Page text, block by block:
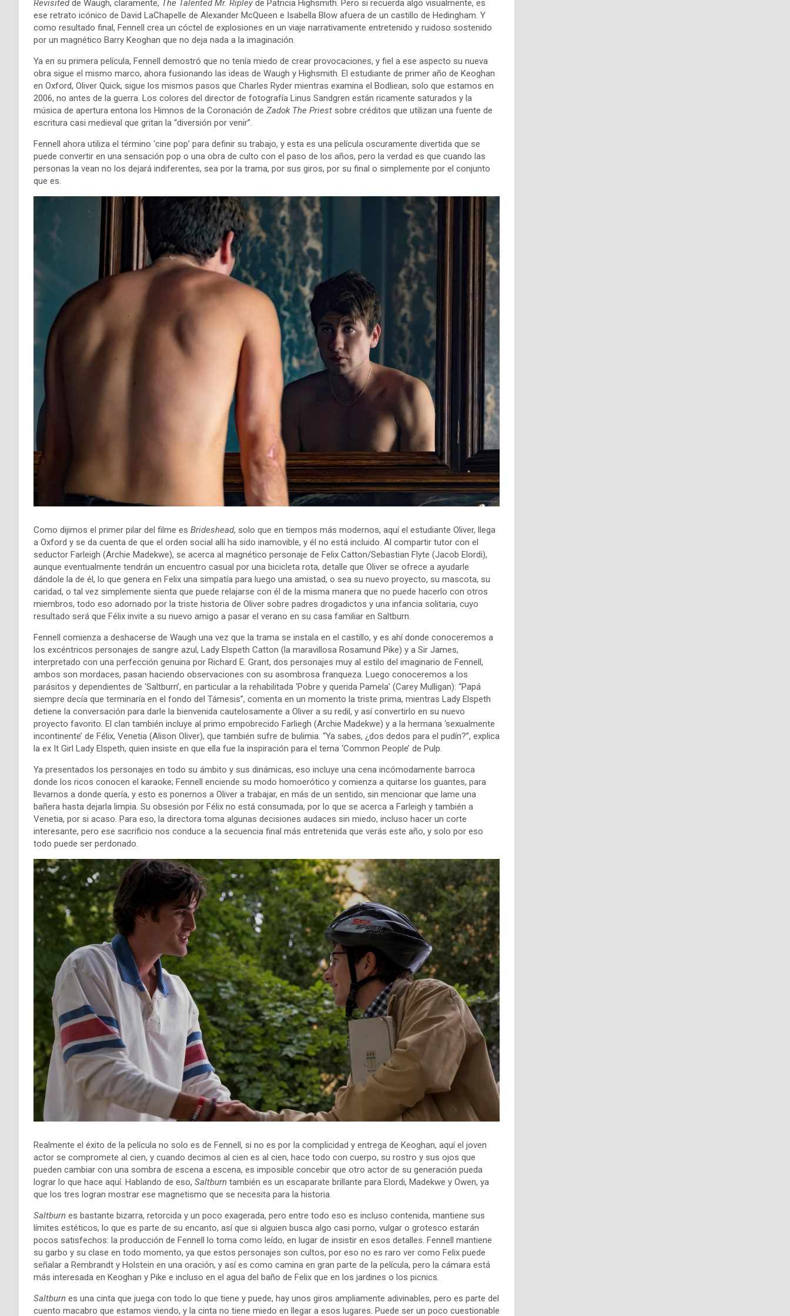
Revisitedde Waugh, claramente, The Talented Mr. Ripley de Patricia Highsmith. Pero si recuerda algo visualmente, es
ese retrato icónico de David LaChapelle de Alexander McQueen e Isabella Blow afuera de un castillo de Hedingham. Y
como resultado final, Fennell crea un cóctel de explosiones en un viaje narrativamente entretenido y ruidoso sostenido
por un magnético Barry Keoghan que no deja nada a la imaginación.
Ya en su primera película, Fennell demostró que no tenía miedo de crear provocaciones, y fiel a ese aspecto su nueva
obra sigue el mismo marco, ahora fusionando las ideas de Waugh y Highsmith. El estudiante de primer año de Keoghan
en Oxford, Oliver Quick, sigue los mismos pasos que Charles Ryder mientras examina el Bodliean, solo que estamos en
2006, no antes de la guerra. Los colores del director de fotografía Linus Sandgren están ricamente saturados y la
música de apertura entona los Himnos de la Coronación de Zadok The Priest sobre créditos que utilizan una fuente de
escritura casi medieval que gritan la “diversión por venir”.
Fennell ahora utiliza el término ‘cine pop’ para definir su trabajo, y esta es una película oscuramente divertida que se
puede convertir en una sensación pop o una obra de culto con el paso de los años, pero la verdad es que cuando las
personas la vean no los dejará indiferentes, sea por la trama, por sus giros, por su final o simplemente por el conjunto
que es.
Como dijimos el primer pilar del filme es Brideshead, solo que en tiempos más modernos, aquí el estudiante Oliver, llega
a Oxford y se da cuenta de que el orden social allí ha sido inamovible, y él no está incluido. Al compartir tutor con el
seductor Farleigh (Archie Madekwe), se acerca al magnético personaje de Felix Catton/Sebastian Flyte (Jacob Elordi),
aunque eventualmente tendrán un encuentro casual por una bicicleta rota, detalle que Oliver se ofrece a ayudarle
dándole la de él, lo que genera en Felix una simpatía para luego una amistad, o sea su nuevo proyecto, su mascota, su
caridad, o tal vez simplemente sienta que puede relajarse con él de la misma manera que no puede hacerlo con otros
miembros, todo eso adornado por la triste historia de Oliver sobre padres drogadictos y una infancia solitaria, cuyo
resultado será que Félix invite a su nuevo amigo a pasar el verano en su casa familiar en Saltburn.
Fennell comienza a deshacerse de Waugh una vez que la trama se instala en el castillo, y es ahí donde conoceremos a
los excéntricos personajes de sangre azul, Lady Elspeth Catton (la maravillosa Rosamund Pike) y a Sir James,
interpretado con una perfección genuina por Richard E. Grant, dos personajes muy al estilo del imaginario de Fennell,
ambos son mordaces, pasan haciendo observaciones con su asombrosa franqueza. Luego conoceremos a los
parásitos y dependientes de ‘Saltburn’, en particular a la rehabilitada ‘Pobre y querida Pamela’ (Carey Mulligan): “Papá
siempre decía que terminaría en el fondo del Támesis”, comenta en un momento la triste prima, mientras Lady Elspeth
detiene la conversación para darle la bienvenida cautelosamente a Oliver a su redil, y así convertirlo en su nuevo
proyecto favorito. El clan también incluye al primo empobrecido Farliegh (Archie Madekwe) y a la hermana ‘sexualmente
incontinente’ de Félix, Venetia (Alison Oliver), que también sufre de bulimia. “Ya sabes, ¿dos dedos para el pudín?”, explica
la ex It Girl Lady Elspeth, quien insiste en que ella fue la inspiración para el tema ‘Common People’ de Pulp.
Ya presentados los personajes en todo su ámbito y sus dinámicas, eso incluye una cena incómodamente barroca
donde los ricos conocen el karaoke; Fennell enciende su modo homoerótico y comienza a quitarse los guantes, para
llevarnos a donde quería, y esto es ponernos a Oliver a trabajar, en más de un sentido, sin mencionar que lame una
bañera hasta dejarla limpia. Su obsesión por Félix no está consumada, por lo que se acerca a Farleigh y también a
Venetia, por si acaso. Para eso, la directora toma algunas decisiones audaces sin miedo, incluso hacer un corte
interesante, pero ese sacrificio nos conduce a la secuencia final más entretenida que verás este año, y solo por eso
todo puede ser perdonado.
Realmente el éxito de la película no solo es de Fennell, si no es por la complicidad y entrega de Keoghan, aquí el joven
actor se compromete al cien, y cuando decimos al cien es al cien, hace todo con cuerpo, su rostro y sus ojos que
pueden cambiar con una sombra de escena a escena, es imposible concebir que otro actor de su generación pueda
lograr lo que hace aquí. Hablando de eso, Saltburn también es un escaparate brillante para Elordi, Madekwe y Owen, ya
que los tres logran mostrar ese magnetismo que se necesita para la historia.
Saltburn es bastante bizarra, retorcida y un poco exagerada, pero entre todo eso es incluso contenida, mantiene sus
límites estéticos, lo que es parte de su encanto, así que si alguien busca algo casi porno, vulgar o grotesco estarán
pocos satisfechos: la producción de Fennell lo toma como leído, en lugar de insistir en esos detalles. Fennell mantiene
su garbo y su clase en todo momento, ya que estos personajes son cultos, por eso no es raro ver como Felix puede
señalar a Rembrandt y Holstein en una oración, y así es como camina en gran parte de la película, pero la cámara está
más interesada en Keoghan y Pike e incluso en el agua del baño de Felix que en los jardines o los picnics.
Saltburn es una cinta que juega con todo lo que tiene y puede, hay unos giros ampliamente adivinables, pero es parte del
cuento macabro que estamos viendo, y la cinta no tiene miedo en llegar a esos lugares. Puede ser un poco cuestionable